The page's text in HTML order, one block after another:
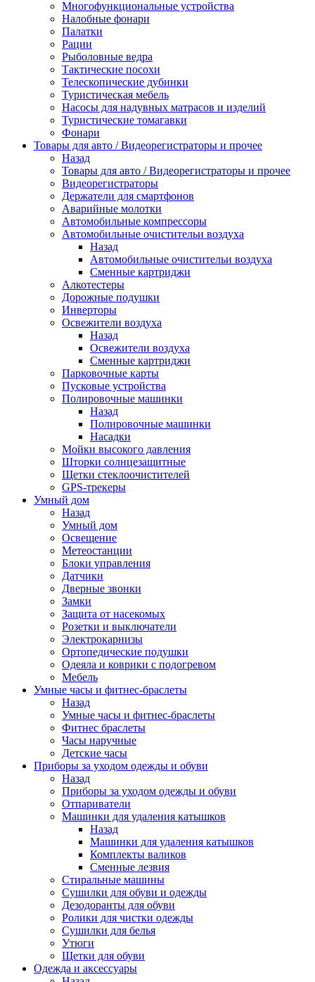
Многофункциональные устройства
Налобные фонари
Палатки
Рации
Рыболовные ведра
Тактические посохи
Телескопические дубинки
Туристическая мебель
Насосы для надувных матрасов и изделий
Туристические томагавки
Фонари
Товары для авто / Видеорегистраторы и прочее
Назад
Товары для авто / Видеорегистраторы и прочее
Видеорегистраторы
Держатели для смартфонов
Аварийные молотки
Автомобильные компрессоры
Автомобильные очистительи воздуха
Назад
Автомобильные очистительи воздуха
Сменные картриджи
Алкотестеры
Дорожные подушки
Инверторы
Освежители воздуха
Назад
Освежители воздуха
Сменные картриджи
Парковочные карты
Пусковые устройства
Полировочные машинки
Назад
Полировочные машинки
Насадки
Мойки высокого давления
Шторки солнцезащитные
Щетки стеклоочистителей
GPS-трекеры
Умный дом
Назад
Умный дом
Освещение
Метеостанции
Блоки управления
Датчики
Дверные звонки
Замки
Защита от насекомых
Розетки и выключатели
Электрокарнизы
Ортопедические подушки
Одеяла и коврики с подогревом
Мебель
Умные часы и фитнес-браслеты
Назад
Умные часы и фитнес-браслеты
Фитнес браслеты
Часы наручные
Детские часы
Приборы за уходом одежды и обуви
Назад
Приборы за уходом одежды и обуви
Отпариватели
Машинки для удаления катышков
Назад
Машинки для удаления катышков
Комплекты валиков
Сменные лезвия
Стиральные машины
Сушилки для обуви и одежды
Дезодоранты для обуви
Ролики для чистки одежды
Сушилки для белья
Утюги
Щетки для обуви
Одежда и аксессуары